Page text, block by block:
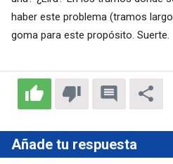
haber este problema (tramos
goma para este propósito. Suerte.
Añade tu respuesta